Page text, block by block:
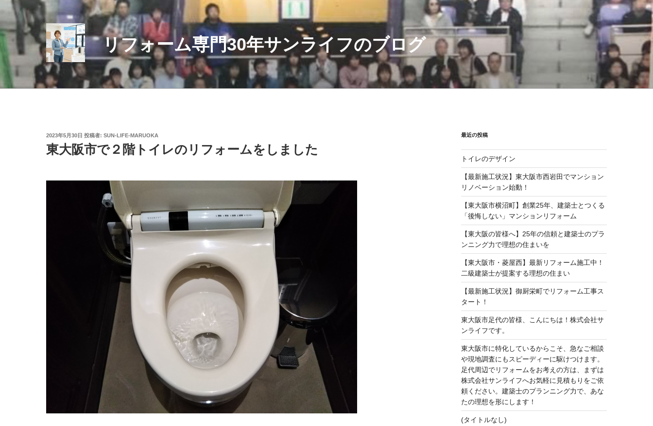
テ
ツ
キ
リフォーム専門30年サンライフのブログ
投
日:
2023年5月30日 投稿者: SUN-LIFE-MARUOKA
東大阪市で２階トイレのリフォームをしました
最近の投稿
トイレのデザイン
【最新施工状況】東大阪市西岩田でマンション
リノベーション始動！
【東大阪市横沼町】創業25年、建築士とつくる
「後悔しない」マンションリフォーム
【東大阪の皆様へ】25年の信頼と建築士のプラ
ンニング力で理想の住まいを
【東大阪市・菱屋西】最新リフォーム施工中！
二級建築士が提案する理想の住まい
【最新施工状況】御厨栄町でリフォーム工事ス
タート！
東大阪市足代の皆様、こんにちは！株式会社サ
ンライフです。
東大阪市に特化しているからこそ、急なご相談
や現地調査にもスピーディーに駆けつけます。
足代周辺でリフォームをお考えの方は、まずは
株式会社サンライフへお気軽に見積もりをご依
頼ください。建築士のプランニング力で、あな
たの理想を形にします！
(タイトルなし)